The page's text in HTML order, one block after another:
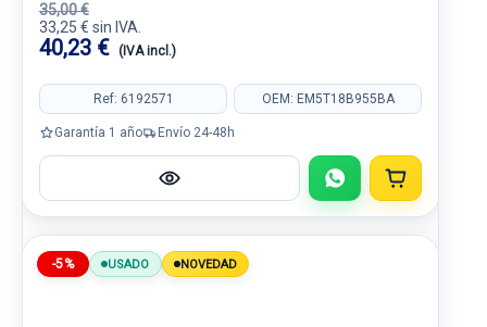
35,00 €
33,25 € sin IVA.
40,23 € (IVA incl.)
Ref: 6192571 OEM: EM5T18B955BA
Garantía 1 año Envío 24-48h
-5% USADO NOVEDAD